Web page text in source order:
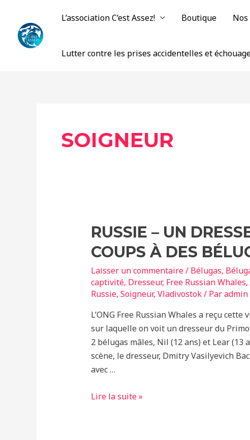
contenu
L’association C’est Assez! Boutique
Lutter contre les prises accidentelles et
SOIGNEUR
RUSSIE – UN
COUPS À DES
Laisser un commentaire/ Bélugas,
captivité, Dresseur, Free Russian Whales,
Russie, Soigneur, Vladivostok/ Paradmin
L’ONG Free Russian Whales a reçu
sur laquelle on voit un dresseur du
2 bélugas mâles, Nil (12 ans) et Lear (13
scène, le dresseur, Dmitry Vasilyevich
avec …
Russie
Lire la suite »